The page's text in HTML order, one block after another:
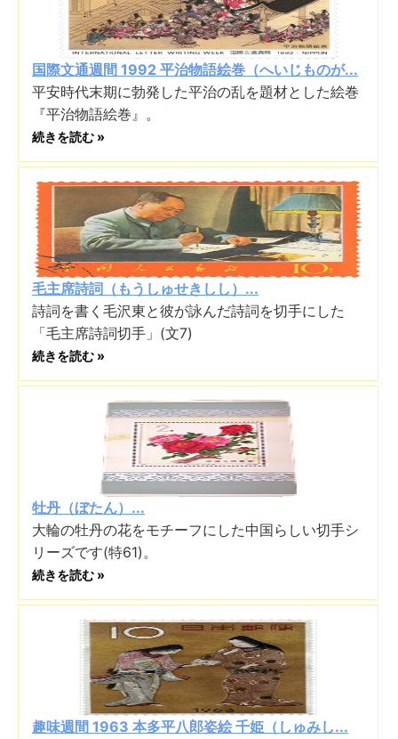
国際文通週間 1992 平治物語絵巻（へいじものが...
平安時代末期に勃発した平治の乱を題材とした絵巻
『平治物語絵巻』。
続きを読む »
毛主席詩詞（もうしゅせきしし）...
詩詞を書く毛沢東と彼が詠んだ詩詞を切手にした
「毛主席詩詞切手」(文7)
続きを読む »
牡丹（ぼたん）...
大輪の牡丹の花をモチーフにした中国らしい切手シ
リーズです(特61)。
続きを読む »
趣味週間 1963 本多平八郎姿絵 千姫（しゅみし...